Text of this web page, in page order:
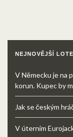
NEJNOVĚJŠÍ
V Německu je na
korun. Kupec by
Jak se českým
V úterním